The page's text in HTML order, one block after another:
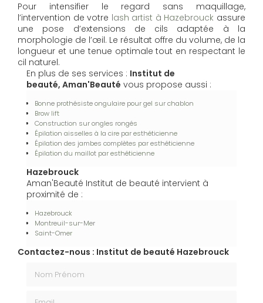
Pour intensifier le regard sans maquillage,
l’intervention de votre lash artist à Hazebrouck assure
une pose d’extensions de cils adaptée à la
morphologie de l’œil. Le résultat offre du volume, de la
longueur et une tenue optimale tout en respectant le
cil naturel.
En plus de ses services : Institut de
beauté, Aman'Beauté vous propose aussi :
Bonne prothésiste ongulaire pour gel sur chablon
Brow lift
Construction sur ongles rongés
Épilation aisselles à la cire par esthéticienne
Épilation des jambes complètes par esthéticienne
Épilation du maillot par esthéticienne
Hazebrouck
Aman'Beauté Institut de beauté intervient à
proximité de :
Hazebrouck
Montreuil-sur-Mer
Saint-Omer
Contactez-nous : Institut de beauté Hazebrouck